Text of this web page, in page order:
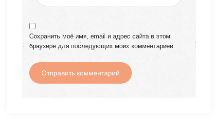
Сохранить моё имя, email и адрес сайта в этом
браузере для последующих моих комментариев.